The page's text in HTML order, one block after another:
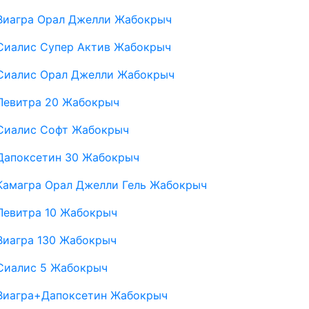
Орал Джелли Жабокрыч
Супер Актив Жабокрыч
Орал Джелли Жабокрыч
20 Жабокрыч
Софт Жабокрыч
30 Жабокрыч
Орал Джелли Гель Жабокрыч
10 Жабокрыч
130 Жабокрыч
5 Жабокрыч
Жабокрыч